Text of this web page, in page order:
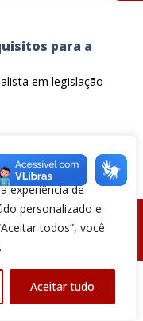
experiência de
personalizado e
todos”, você
Aceitar tudo
para a
em legislação
direitos reservados